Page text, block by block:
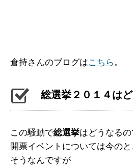
倉持さんのブログはこちら。
総選挙２０１４は
この騒動で総選挙はどうなるの
開票イベントについては今の
そうなんですが